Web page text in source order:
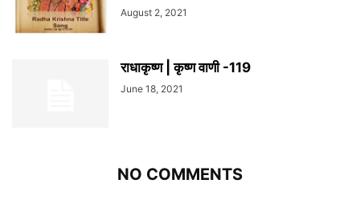
August 2, 2021
राधाकृष्ण | कृष्ण वाणी -119
June 18, 2021
NO COMMENTS